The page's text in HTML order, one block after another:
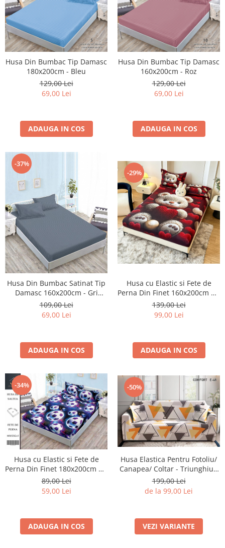
Husa Din Bumbac Tip Damasc
180x200cm - Bleu
129,00 Lei
69,00 Lei
ADAUGA IN COS
Husa Din Bumbac Tip Damasc
160x200cm - Roz
129,00 Lei
69,00 Lei
ADAUGA IN COS
-37%
Husa Din Bumbac Satinat Tip
Damasc 160x200cm - Gri
Cenusiu
109,00 Lei
69,00 Lei
ADAUGA IN COS
-29%
Husa cu Elastic si Fete de
Perna Din Finet 160x200cm 5D
- Ursuletul Indragostit
139,00 Lei
99,00 Lei
ADAUGA IN COS
-34%
Husa cu Elastic si Fete de
Perna Din Finet 180x200cm 5D
- Mingi De Fotbal In Galaxie
89,00 Lei
59,00 Lei
ADAUGA IN COS
-50%
Husa Elastica Pentru Fotoliu/
Canapea/ Coltar - Triunghiuri
Colorate
199,00 Lei
de la 99,00 Lei
VEZI VARIANTE